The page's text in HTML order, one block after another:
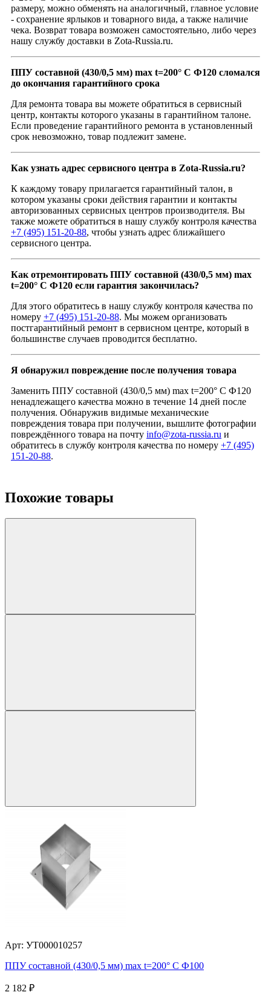
размеру, можно обменять на аналогичный, главное условие
- сохранение ярлыков и товарного вида, а также наличие
чека. Возврат товара возможен самостоятельно, либо через
нашу службу доставки в Zota-Russia.ru.
ППУ составной (430/0,5 мм) max t=200° C Ф120 сломался
до окончания гарантийного срока
Для ремонта товара вы можете обратиться в сервисный
центр, контакты которого указаны в гарантийном талоне.
Если проведение гарантийного ремонта в установленный
срок невозможно, товар подлежит замене.
Как узнать адрес сервисного центра в Zota-Russia.ru?
К каждому товару прилагается гарантийный талон, в
котором указаны сроки действия гарантии и контакты
авторизованных сервисных центров производителя. Вы
также можете обратиться в нашу службу контроля качества
+7 (495) 151-20-88, чтобы узнать адрес ближайшего
сервисного центра.
Как отремонтировать ППУ составной (430/0,5 мм) max
t=200° C Ф120 если гарантия закончилась?
Для этого обратитесь в нашу службу контроля качества по
номеру +7 (495) 151-20-88. Мы можем организовать
постгарантийный ремонт в сервисном центре, который в
большинстве случаев проводится бесплатно.
Я обнаружил повреждение после получения товара
Заменить ППУ составной (430/0,5 мм) max t=200° C Ф120
ненадлежащего качества можно в течение 14 дней после
получения. Обнаружив видимые механические
повреждения товара при получении, вышлите фотографии
повреждённого товара на почту info@zota-russia.ru и
обратитесь в службу контроля качества по номеру +7 (495)
151-20-88.
Похожие товары
Арт: УТ000010257
ППУ составной (430/0,5 мм) max t=200° C Ф100
2 182 ₽